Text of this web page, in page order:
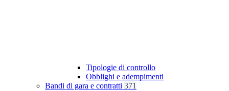
Tipologie di controllo
Obblighi e adempimenti
Bandi di gara e contratti 371